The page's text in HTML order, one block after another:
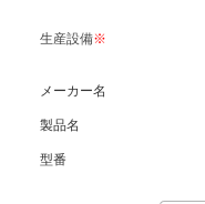
生産設備※
メーカー名
製品名
型番